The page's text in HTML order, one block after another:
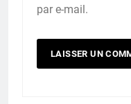
par e-mail.